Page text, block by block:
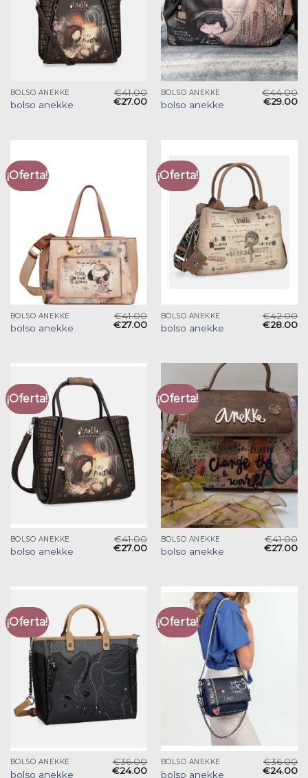
BOLSO ANEKKE
bolso anekke
€41.00
€27.00
BOLSO ANEKKE
bolso anekke
€44.00
€29.00
¡Oferta!
BOLSO ANEKKE
bolso anekke
€41.00
€27.00
¡Oferta!
BOLSO ANEKKE
bolso anekke
€42.00
€28.00
¡Oferta!
BOLSO ANEKKE
bolso anekke
€41.00
€27.00
¡Oferta!
BOLSO ANEKKE
bolso anekke
€41.00
€27.00
¡Oferta!
BOLSO ANEKKE
bolso anekke
€36.00
€24.00
¡Oferta!
BOLSO ANEKKE
bolso anekke
€36.00
€24.00